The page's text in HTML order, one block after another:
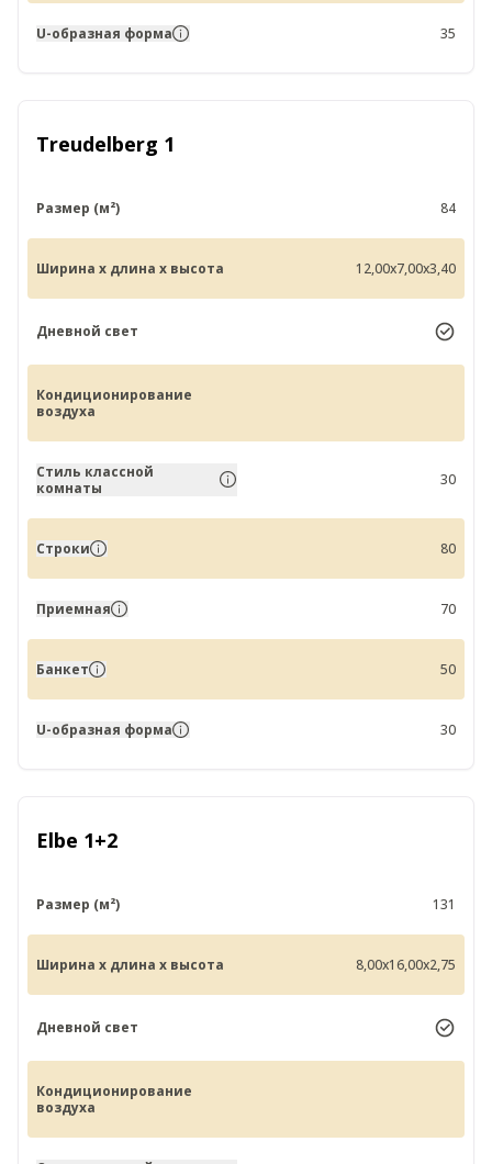
U-образная форма 35
Treudelberg 1
Размер (м²) 84
Ширина x длина x высота 12,00x7,00x3,40
Дневной свет
Кондиционирование
воздуха
Стиль классной
комнаты
30
Строки 80
Приемная 70
Банкет 50
U-образная форма 30
Elbe 1+2
Размер (м²) 131
Ширина x длина x высота 8,00x16,00x2,75
Дневной свет
Кондиционирование
воздуха